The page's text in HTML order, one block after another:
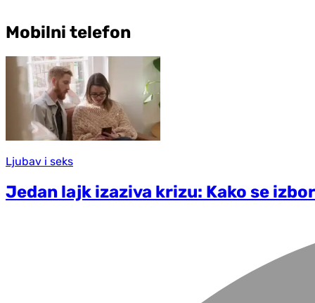
Mobilni telefon
Ljubav i seks
Jedan lajk izaziva krizu: Kako se